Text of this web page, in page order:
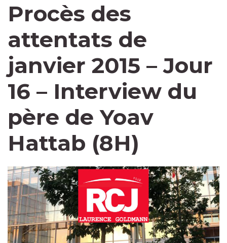
Procès des
attentats de
janvier 2015 – Jour
16 – Interview du
père de Yoav
Hattab (8H)